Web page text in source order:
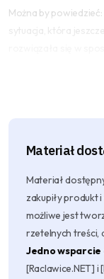
Można by
sytuacja, która
Materiał
Materiał
zakupiły produkt
możliwe jest
rzetelnych treści,
Jedno wsparcie
[Raclawice.NET] i